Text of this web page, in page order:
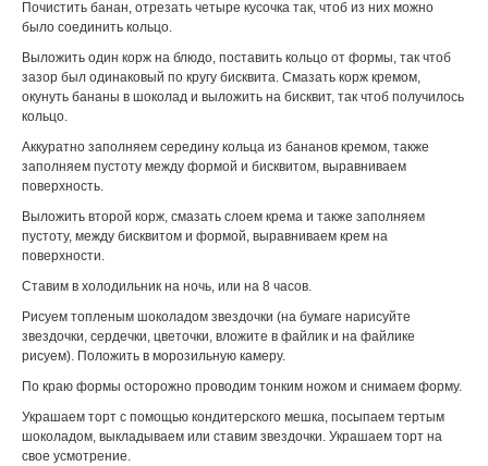
Почистить банан, отрезать четыре кусочка так, чтоб из них можно
было соединить кольцо.
Выложить один корж на блюдо, поставить кольцо от формы, так чтоб
зазор был одинаковый по кругу бисквита. Смазать корж кремом,
окунуть бананы в шоколад и выложить на бисквит, так чтоб получилось
кольцо.
Аккуратно заполняем середину кольца из бананов кремом, также
заполняем пустоту между формой и бисквитом, выравниваем
поверхность.
Выложить второй корж, смазать слоем крема и также заполняем
пустоту, между бисквитом и формой, выравниваем крем на
поверхности.
Ставим в холодильник на ночь, или на 8 часов.
Рисуем топленым шоколадом звездочки (на бумаге нарисуйте
звездочки, сердечки, цветочки, вложите в файлик и на файлике
рисуем). Положить в морозильную камеру.
По краю формы осторожно проводим тонким ножом и снимаем форму.
Украшаем торт с помощью кондитерского мешка, посыпаем тертым
шоколадом, выкладываем или ставим звездочки. Украшаем торт на
свое усмотрение.